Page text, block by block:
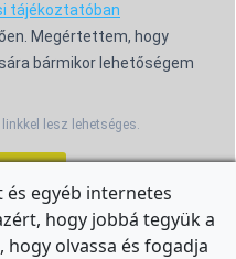
tájékoztatóban
Megértettem, hogy
bármikor lehetőségem
lesz lehetséges.
HERE.
egyéb internetes
hogy jobbá tegyük a
olvassa és fogadja